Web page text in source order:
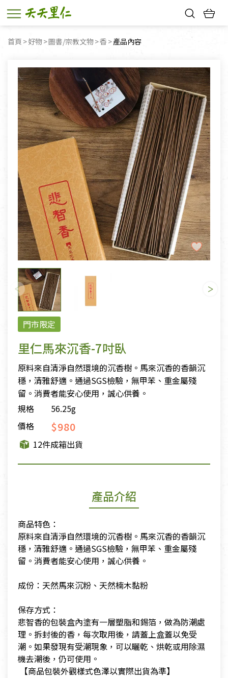
首頁 好物 圖書/宗教文物 香 目前頁面：
產品內容
門市限定
里仁馬來沉香-7吋臥
原料來自清淨自然環境的沉香樹。馬來沉香的香韻沉
穩，清雅舒適。通過SGS檢驗，無甲苯、重金屬殘
留。消費者能安心使用，誠心供養。
規格
56.25g
價格
$980
12件成箱出貨
產品介紹
商品特色：
​原料來自清淨自然環境的沉香樹。馬來沉香的香韻沉
穩，清雅舒適。通過SGS檢驗，無甲苯、重金屬殘
留。消費者能安心使用，誠心供養。
​成份：天然馬來沉粉、天然楠木黏粉
​保存方式：
​悲智香的包裝盒內塗有一層塑脂和錫箔，做為防潮處
理。拆封後的香，每次取用後，請蓋上盒蓋以免受
潮。如果發現有受潮現象，可以曬乾、烘乾或用除濕
機去潮後，仍可使用。
​ 【商品包裝外觀樣式色澤以實際出貨為準】